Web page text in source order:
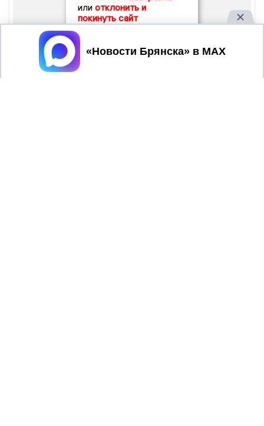
или отклонить и
покинуть сайт
Принять